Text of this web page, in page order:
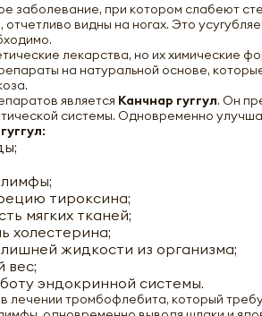
заболевание, при котором слабеют
видны на ногах. Это
лекарства, но их химические
на натуральной основе,
является Канчнар гуггул. Он
системы. Одновременно
тироксина;
мягких тканей;
холестерина;
жидкости из организма;
вес;
эндокринной системы.
лечении тромбофлебита, который